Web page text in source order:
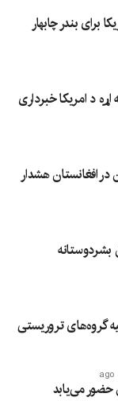
برای بندر چابهار
د امریکا خبرداری
در افغانستان هشدار
بشردوستانه
گروه‌های تروریستی
حضور می‌یابد